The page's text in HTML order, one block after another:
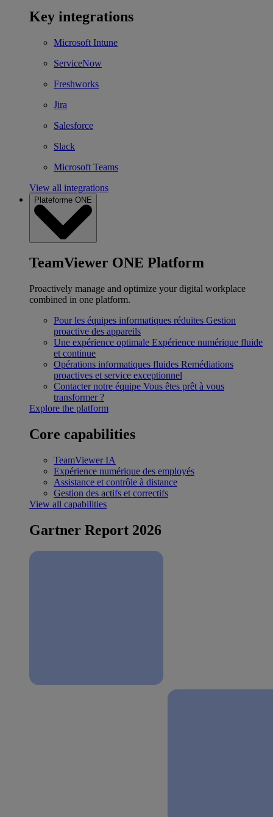
Key integrations
Microsoft Intune
ServiceNow
Freshworks
Jira
Salesforce
Slack
Microsoft Teams
View all integrations
Plateforme ONE
TeamViewer ONE Platform
Proactively manage and optimize your digital workplace
combined in one platform.
Pour les équipes informatiques réduites Gestion
proactive des appareils
Une expérience optimale Expérience numérique fluide
et continue
Opérations informatiques fluides Remédiations
proactives et service exceptionnel
Contacter notre équipe Vous êtes prêt à vous
transformer ?
Explore the platform
Core capabilities
TeamViewer IA
Expérience numérique des employés
Assistance et contrôle à distance
Gestion des actifs et correctifs
View all capabilities
Gartner Report 2026